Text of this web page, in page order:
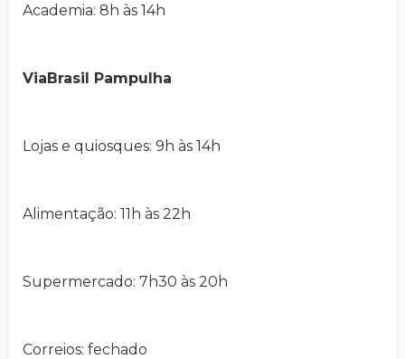
Academia: 8h às 14h
ViaBrasil Pampulha
Lojas e quiosques: 9h às 14h
Alimentação: 11h às 22h
Supermercado: 7h30 às 20h
Correios: fechado